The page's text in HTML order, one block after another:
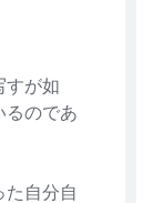
すが如
るのであ
た自分自